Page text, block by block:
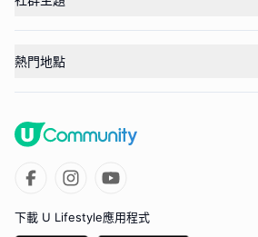
熱門地點
下載 U Lifestyle應用程式